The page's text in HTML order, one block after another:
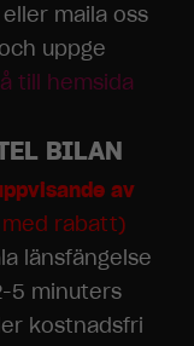
maila oss
och uppge
till hemsida
BILAN
av
rabatt)
länsfängelse
5 minuters
kostnadsfri
går
välja
för